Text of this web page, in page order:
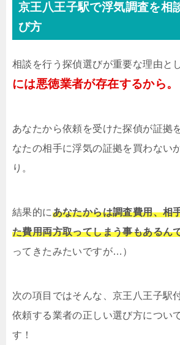
京王八王子駅で浮気調査を相
び方
相談を行う探偵選びが重要な理由と
には悪徳業者が存在するから。
あなたから依頼を受けた探偵が証拠
なたの相手に浮気の証拠を買わない
り。
結果的にあなたからは調査費用、相
た費用両方取ってしまう事もあるん
ってきたみたいですが…）
次の項目ではそんな、京王八王子駅
依頼する業者の正しい選び方につい
す！